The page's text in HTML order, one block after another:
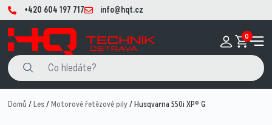
+420 604 197 717 info@hqt.cz
0
Domů /Les/Motorové řetězové pily/ Husqvarna 550i XP® G